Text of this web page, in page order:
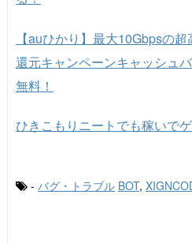
【auひかり】最大10Gbpsの
還元キャンペーンキャッシュ
無料！
ひきこもりニートでも稼いで
- バグ・トラブル BOT,